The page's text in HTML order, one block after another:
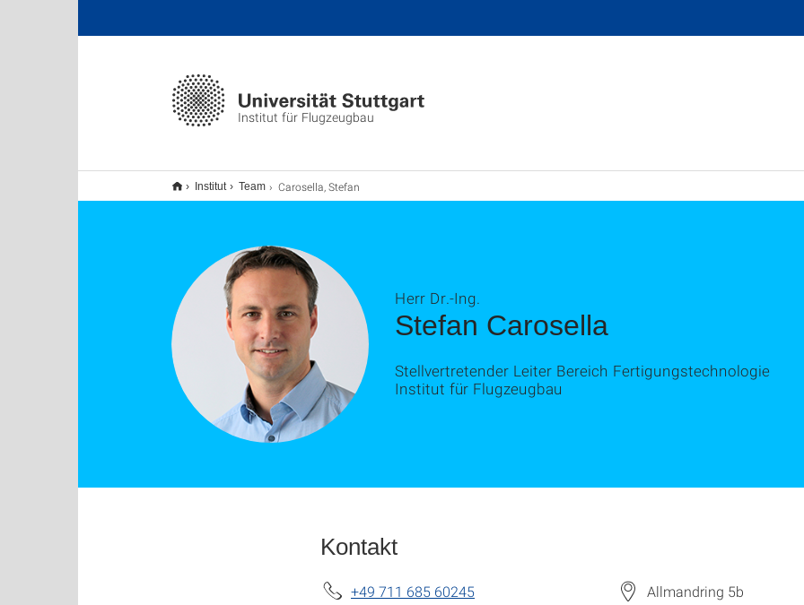
Institut für Flugzeugbau
Institut Team Carosella, Stefan
Stefan Carosella
Herr Dr.-Ing.
Stellvertretender Leiter Bereich Fertigungstechnologie
Institut für Flugzeugbau
Kontakt
+49 711 685 60245
Allmandring 5b